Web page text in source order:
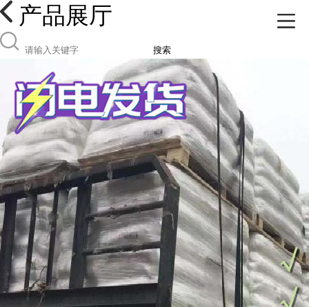
产品展厅
搜索